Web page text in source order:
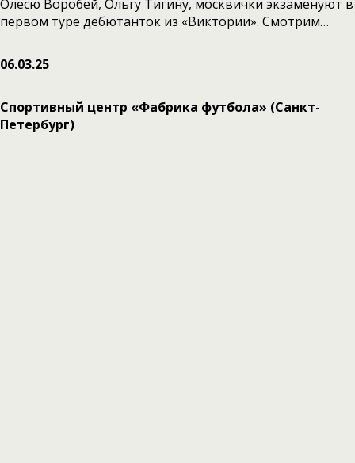
Олесю Воробей, Ольгу Тигину, москвички экзаменуют в
первом туре дебютанток из «Виктории». Смотрим…
06.03.25
Спортивный центр «Фабрика футбола» (Санкт-
Петербург)